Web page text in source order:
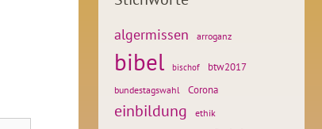
algermissen arroganz
bibel bischof btw2017
bundestagswahl Corona
einbildung ethik